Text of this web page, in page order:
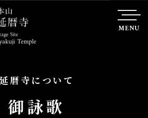
MENU
延暦寺について
御詠歌